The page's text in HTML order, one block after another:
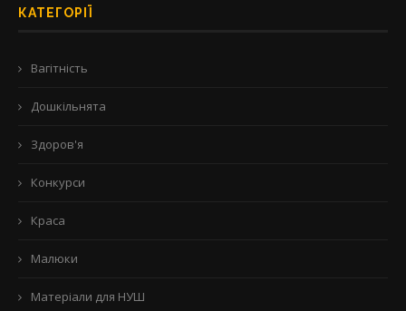
КАТЕГОРІЇ
Вагітність
Дошкільнята
Здоров'я
Конкурси
Краса
Малюки
Матеріали для НУШ